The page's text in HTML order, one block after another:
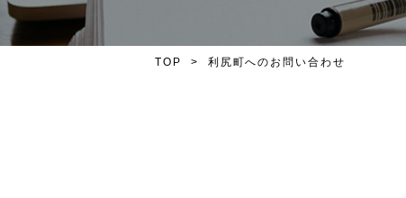
TOP 利尻町へのお問い合わせ